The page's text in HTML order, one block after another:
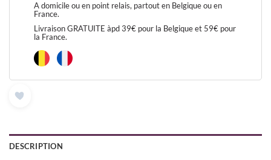
A domicile ou en point relais, partout en Belgique ou en
France.
Livraison GRATUITE àpd 39€ pour la Belgique et 59€ pour
la France.
DESCRIPTION